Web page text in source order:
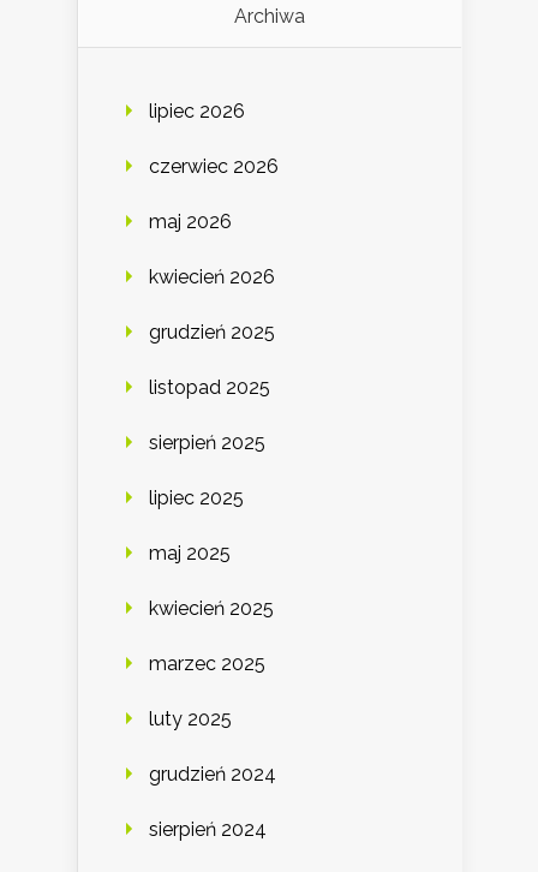
Archiwa
lipiec 2026
czerwiec 2026
maj 2026
kwiecień 2026
grudzień 2025
listopad 2025
sierpień 2025
lipiec 2025
maj 2025
kwiecień 2025
marzec 2025
luty 2025
grudzień 2024
sierpień 2024